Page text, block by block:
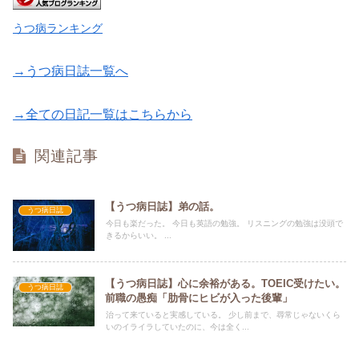
うつ病ランキング
→うつ病日誌一覧へ
→全ての日記一覧はこちらから
関連記事
うつ病日誌 【うつ病日誌】弟の話。
今日も楽だった。 今日も英語の勉強。 リスニングの勉強は没頭で
きるからいい。 ...
うつ病日誌
【うつ病日誌】心に余裕がある。TOEIC受けたい。
前職の愚痴「肋骨にヒビが入った後輩」
治って来ていると実感している。 少し前まで、尋常じゃないくら
いのイライラしていたのに、今は全く...